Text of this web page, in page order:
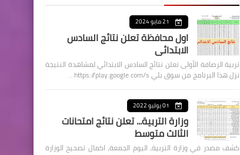
21 مايو 2024
اول محافظة تعلن نتائج السادس
الابتدائي
تربية الرصافة الأولى تعلن نتائج السادس الابتدائي لمشاهدة النتيجة
نزل هذا البرنامج من سوق بلي https://play.google.com/s…
01 يوليو 2022
وزارة التربية... تعلن نتائج امتحانات
الثالث متوسط
كشف مصدر في وزارة التربية، اليوم الجمعة، اكمال تصحيح الوزارة